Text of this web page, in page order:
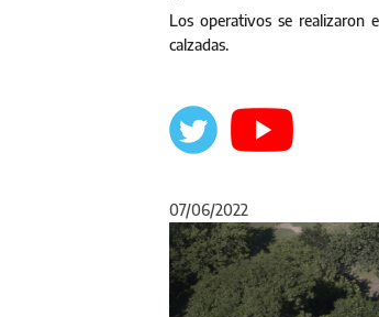
Los operativos se realizaron
calzadas.
07/06/2022
Anterior